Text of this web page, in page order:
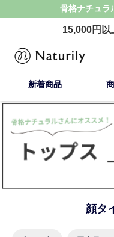
骨格ナチュラ
15,000円以
新着商品
顔タ